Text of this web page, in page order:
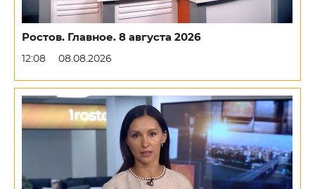
Ростов. Главное. 8 августа 2026
12:08 08.08.2026